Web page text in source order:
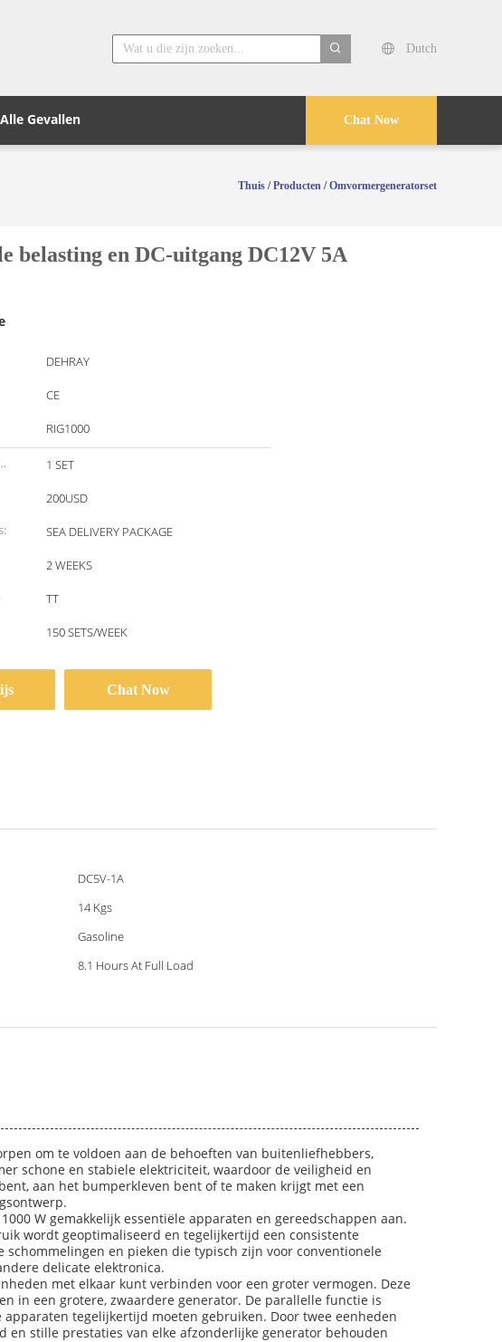
Dutch
Chat Now
Alle Gevallen
Thuis /Producten /Omvormergeneratorset
belasting en DC-uitgang DC12V 5A
DEHRAY
CE
RIG1000
1 SET
200USD
SEA DELIVERY PACKAGE
2 WEEKS
TT
150 SETS/WEEK
Chat Now
DC5V-1A
14 Kgs
Gasoline
8.1 Hours At Full Load
om te voldoen aan de behoeften van buitenliefhebbers,
schone en stabiele elektriciteit, waardoor de veiligheid en
aan het bumperkleven bent of te maken krijgt met een
W gemakkelijk essentiële apparaten en gereedschappen aan.
wordt geoptimaliseerd en tegelijkertijd een consistente
en pieken die typisch zijn voor conventionele
delicate elektronica.
met elkaar kunt verbinden voor een groter vermogen. Deze
in een grotere, zwaardere generator. De parallelle functie is
tegelijkertijd moeten gebruiken. Door twee eenheden
stille prestaties van elke afzonderlijke generator behouden